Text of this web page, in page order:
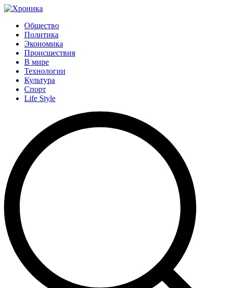
Общество
Политика
Экономика
Происшествия
В мире
Технологии
Культура
Спорт
Life Style